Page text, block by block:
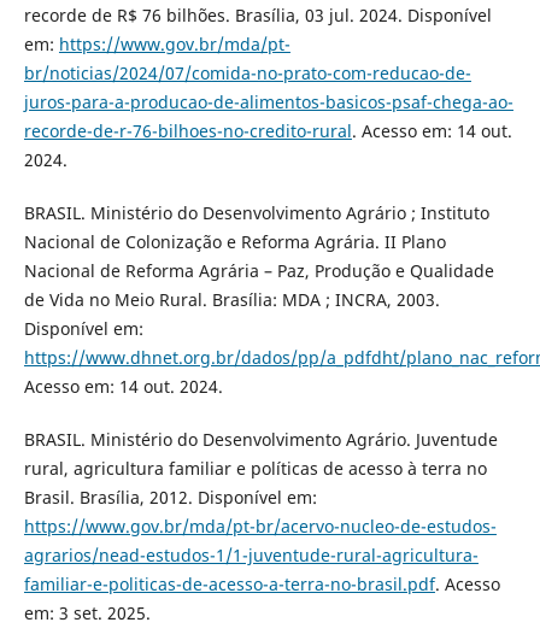
recorde de R$ 76 bilhões. Brasília, 03 jul. 2024. Disponível
em: https://www.gov.br/mda/pt-
br/noticias/2024/07/comida-no-prato-com-reducao-de-
juros-para-a-producao-de-alimentos-basicos-psaf-chega-ao-
recorde-de-r-76-bilhoes-no-credito-rural. Acesso em: 14 out.
2024.
BRASIL. Ministério do Desenvolvimento Agrário ; Instituto
Nacional de Colonização e Reforma Agrária. II Plano
Nacional de Reforma Agrária – Paz, Produção e Qualidade
de Vida no Meio Rural. Brasília: MDA ; INCRA, 2003.
Disponível em:
https://www.dhnet.org.br/dados/pp/a_pdfdht/
Acesso em: 14 out. 2024.
BRASIL. Ministério do Desenvolvimento Agrário. Juventude
rural, agricultura familiar e políticas de acesso à terra no
Brasil. Brasília, 2012. Disponível em:
https://www.gov.br/mda/pt-br/acervo-nucleo-de-estudos-
agrarios/nead-estudos-1/1-juventude-rural-agricultura-
familiar-e-politicas-de-acesso-a-terra-no-brasil.pdf. Acesso
em: 3 set. 2025.